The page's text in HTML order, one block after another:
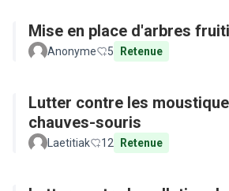
Mise en place d'arbres
Anonyme 5 Retenue
Lutter contre les
chauves-souris
Laetitiak 12 Retenue